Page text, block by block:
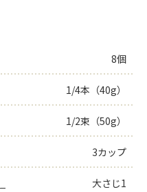
8個
1/4本（40g）
1/2束（50g）
3カップ
大さじ1